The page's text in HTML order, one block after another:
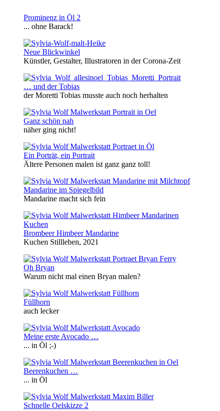
Prominenz in Öl 2
... ohne Barack!
Neue Blickwinkel
Künstler, Gestalter, Illustratoren in der Corona-Zeit
… und der Tobias
der Moretti Tobias musste auch noch herhalten
Ganz schön nah
näher ging nicht!
Ein Porträt, ein Portrait
Ältere Personen malen ist ganz ganz toll!
Mandarine im Spiegelbild
Mandarine macht sich fein
Brombeer Himbeer Mandarine
Kuchen Stillleben, 2021
Oh Bryan
Warum nicht mal einen Bryan malen?
Füllhorn
auch lecker
Meine erste Avocado …
... in Öl ;-)
Beerenkuchen …
... in Öl
Schnelle Oelskizze 2